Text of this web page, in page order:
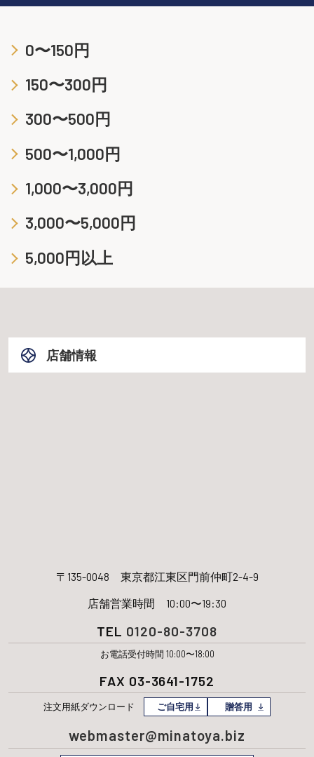
0〜150円
150〜300円
300〜500円
500〜1,000円
1,000〜3,000円
3,000〜5,000円
5,000円以上
店舗情報
〒135-0048 東京都江東区門前仲町2-4-9
店舗営業時間 10:00〜19:30
TEL 0120-80-3708
お電話受付時間 10:00〜18:00
FAX 03-3641-1752
注文用紙ダウンロード ご自宅用 贈答用
webmaster@minatoya.biz